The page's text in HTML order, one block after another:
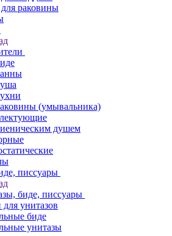
для раковины
(умывальника)
душем
писсуары
биде, писсуары
для унитазов
биде
унитазы